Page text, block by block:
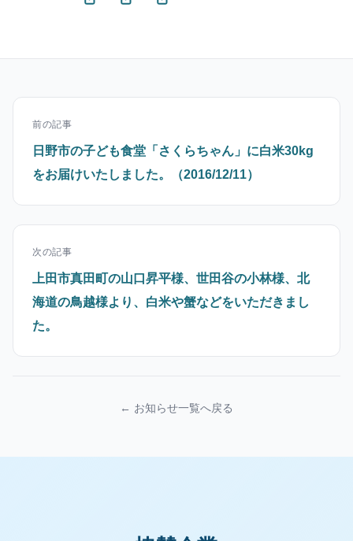
前の記事
日野市の子ども食堂「さくらちゃん」に白米30kg
をお届けいたしました。（2016/12/11）
次の記事
上田市真田町の山口昇平様、世田谷の小林様、北
海道の鳥越様より、白米や蟹などをいただきまし
た。
← お知らせ一覧へ戻る